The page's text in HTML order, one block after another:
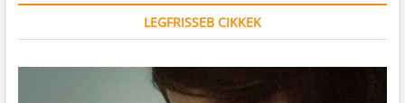
LEGFRISSEB CIKKEK